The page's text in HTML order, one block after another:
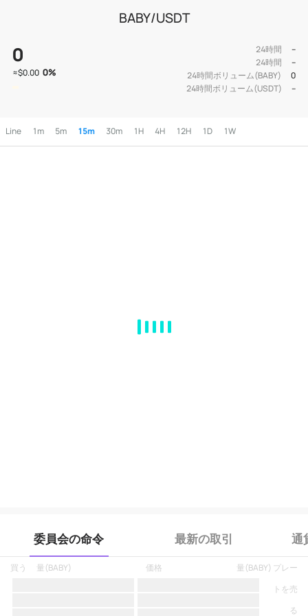
BABY/USDT
0
≈$0.00 0%
24時間
--
24時間
--
24時間ボリューム(BABY)
0
24時間ボリューム(USDT)
--
Line 1m 5m 15m 30m 1H 4H 12H 1D 1W
委員会の命令 最新の取引 通
買う 量(BABY) 価格
プレー
トを売
る
量(BABY)